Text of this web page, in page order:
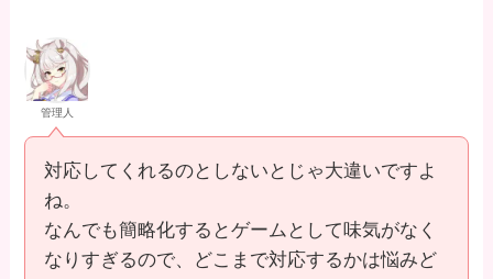
管理人
対応してくれるのとしないとじゃ大違いですよ
ね。
なんでも簡略化するとゲームとして味気がなく
なりすぎるので、どこまで対応するかは悩みど